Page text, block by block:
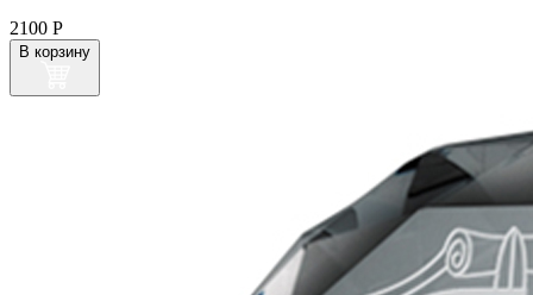
2100 Р
В корзину